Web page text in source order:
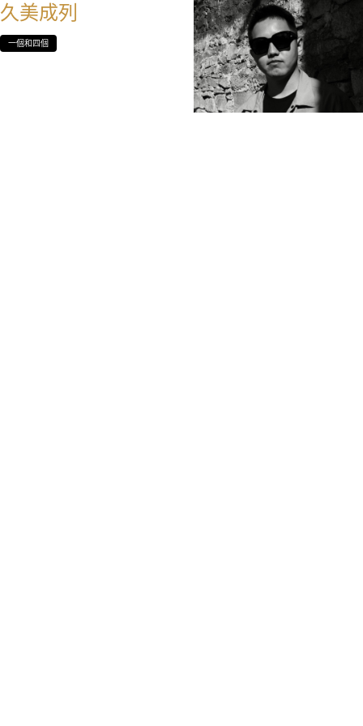
久美成列
一個和四個